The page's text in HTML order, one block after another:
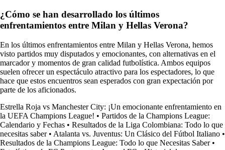
¿Cómo se han desarrollado los últimos
enfrentamientos entre Milan y Hellas Verona?
En los últimos enfrentamientos entre Milan y Hellas Verona, hemos
visto partidos muy disputados y emocionantes, con alternativas en el
marcador y momentos de gran calidad futbolística. Ambos equipos
suelen ofrecer un espectáculo atractivo para los espectadores, lo que
hace que estos encuentros sean esperados con gran expectación por
parte de los aficionados.
Estrella Roja vs Manchester City: ¡Un emocionante enfrentamiento en
la UEFA Champions League! • Partidos de la Champions League:
Calendario y Fechas • Resultados de la Liga Colombiana: Todo lo que
necesitas saber• Atalanta vs. Juventus: Un Clásico del Fútbol Italiano •
Resultados de la Champions League: Todo lo que Necesitas Saber•